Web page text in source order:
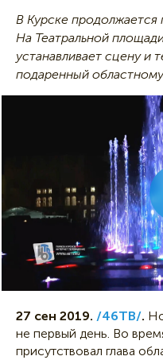
В Курске продолжается
На Театральной
устанавливает сцену и
подаренный
27 сен 2019. /46ТВ/.
не первый день. Во
присутствовал глава